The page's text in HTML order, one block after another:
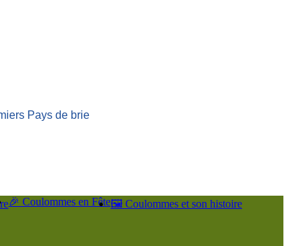
Pays de brie
🎉 Coulommes en Fête🖼️ Coulommes et son histoire